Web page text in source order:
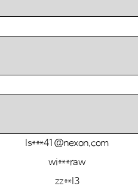
ls***41@nexon.com
wi***raw
zz**l3